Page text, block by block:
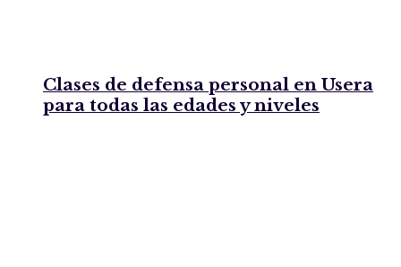
Clases de defensa personal en Usera
para todas las edades y niveles